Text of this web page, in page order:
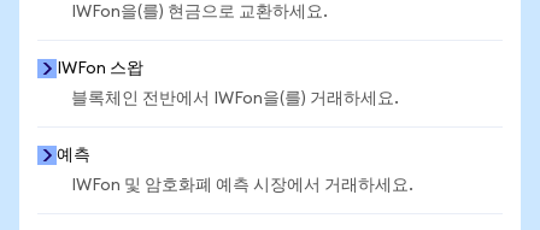
IWFon을(를) 현금으로 교환하세요.
IWFon 스왑
블록체인 전반에서 IWFon을(를) 거래하세요.
예측
IWFon 및 암호화폐 예측 시장에서 거래하세요.